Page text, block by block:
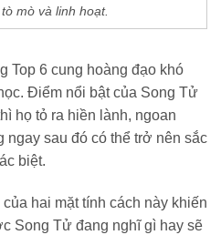
mò và linh hoạt.
Top 6 cung hoàng đạo khó
Điểm nổi bật của Song Tử
họ tỏ ra hiền lành, ngoan
ngay sau đó có thể trở nên sắc
biệt.
hai mặt tính cách này khiến
Song Tử đang nghĩ gì hay sẽ